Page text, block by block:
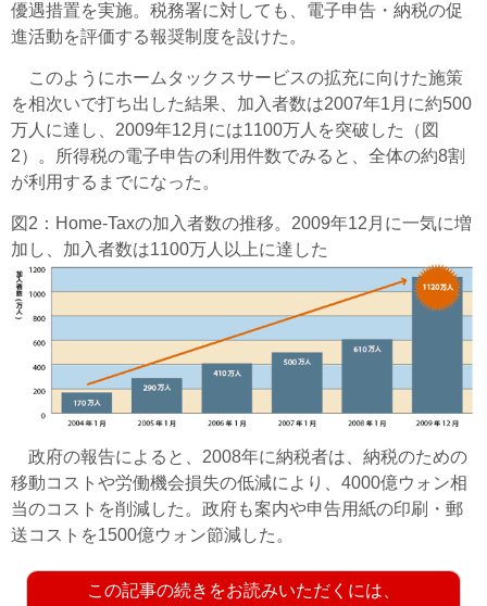
優遇措置を実施。税務署に対しても、電子申告・納税の促
進活動を評価する報奨制度を設けた。
このようにホームタックスサービスの拡充に向けた施策
を相次いで打ち出した結果、加入者数は2007年1月に約500
万人に達し、2009年12月には1100万人を突破した（図
2）。所得税の電子申告の利用件数でみると、全体の約8割
が利用するまでになった。
図2：Home-Taxの加入者数の推移。2009年12月に一気に増
加し、加入者数は1100万人以上に達した
政府の報告によると、2008年に納税者は、納税のための
移動コストや労働機会損失の低減により、4000億ウォン相
当のコストを削減した。政府も案内や申告用紙の印刷・郵
送コストを1500億ウォン節減した。
この記事の続きをお読みいただくには、